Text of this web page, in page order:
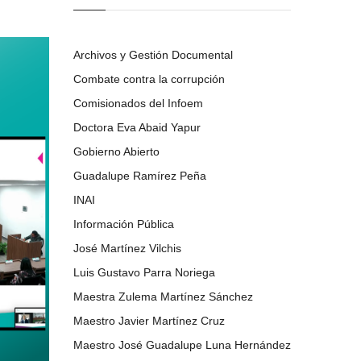
Archivos y Gestión Documental
Combate contra la corrupción
Comisionados del Infoem
Doctora Eva Abaid Yapur
Gobierno Abierto
Guadalupe Ramírez Peña
INAI
Información Pública
José Martínez Vilchis
Luis Gustavo Parra Noriega
Maestra Zulema Martínez Sánchez
Maestro Javier Martínez Cruz
Maestro José Guadalupe Luna Hernández